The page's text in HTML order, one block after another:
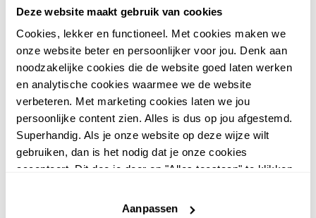
Deze website maakt gebruik van cookies
Cookies, lekker en functioneel. Met cookies maken we
onze website beter en persoonlijker voor jou. Denk aan
noodzakelijke cookies die de website goed laten werken
en analytische cookies waarmee we de website
verbeteren. Met marketing cookies laten we jou
persoonlijke content zien. Alles is dus op jou afgestemd.
Superhandig. Als je onze website op deze wijze wilt
gebruiken, dan is het nodig dat je onze cookies
accepteert. Dit doe je door op "Alles toestaan" te klikken.
website niet optimaal functioneert.
Aanpassen